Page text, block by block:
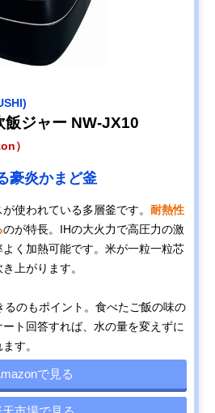
オーヤマ
米
ムラなく炊き上げ
る3mmの極厚釜と
ック
自動
お米と水の計量し
き立て
火炊き
込みご飯を家庭で
36.6×高さ
飯ジャー NW-JX10
）
豪炎かまど釜
使われている多層釜です。 耐熱性
のが特長。IHの大火力で高圧力の激
く加熱可能です。米が一粒一粒芯
上がります。
のもポイント。食べたご飯の味の
ト回答すれば、水の量を変えずに
す。
で見る